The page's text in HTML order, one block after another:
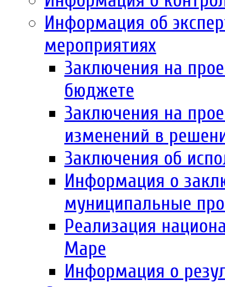
Информация об
мероприятиях
Заключения на
бюджете
Заключения на
изменений в
Заключения об
Информация о
муниципальные
Реализация
Маре
Информация о